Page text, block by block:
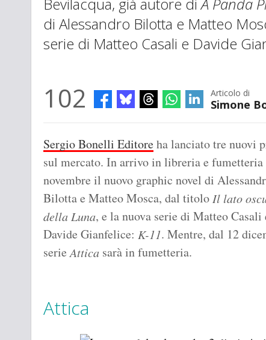
Bevilacqua, già autore diA Panda
di Alessandro Bilotta e Matteo
serie di Matteo Casali e Davide
102 Articolo di
Simone
Sergio Bonelli Editoreha lanciato tre nuovi
sul mercato. In arrivo in libreria e fumetteria
novembre il nuovo graphic novel di
Bilotta e Matteo Mosca, dal titoloIl lato
della Luna, e la nuova serie di Matteo Casali
Davide Gianfelice: K-11. Mentre, dal 12
serie Attica sarà in fumetteria.
Attica